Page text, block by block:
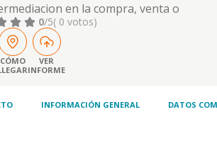
en la compra, venta o
de terrenos, servicios
de la propiedad inmobiliaria,
de inmuebles, de la propiedad
0/5( 0 votos)
CÓMO
VER
INFORME
INFORMACIÓN GENERAL DATOS